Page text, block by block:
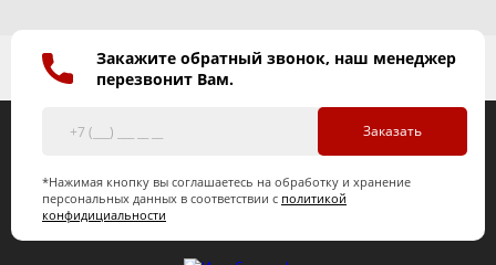
Закажите обратный звонок, наш менеджер
перезвонит Вам.
Заказать
*Нажимая кнопку вы соглашаетесь на обработку и хранение
персональных данных в соответствии с политикой
конфидициальности